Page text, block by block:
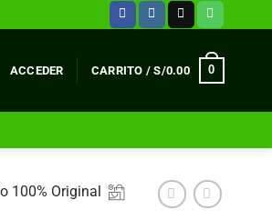
ACCEDER CARRITO /S/0.00 0
100% Original